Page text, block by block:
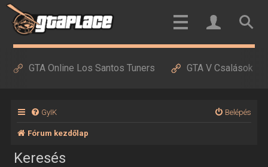
GTA Online Los Santos Tuners GTA V Csalások
GyIK Belépés
Fórum kezdőlap
Keresés